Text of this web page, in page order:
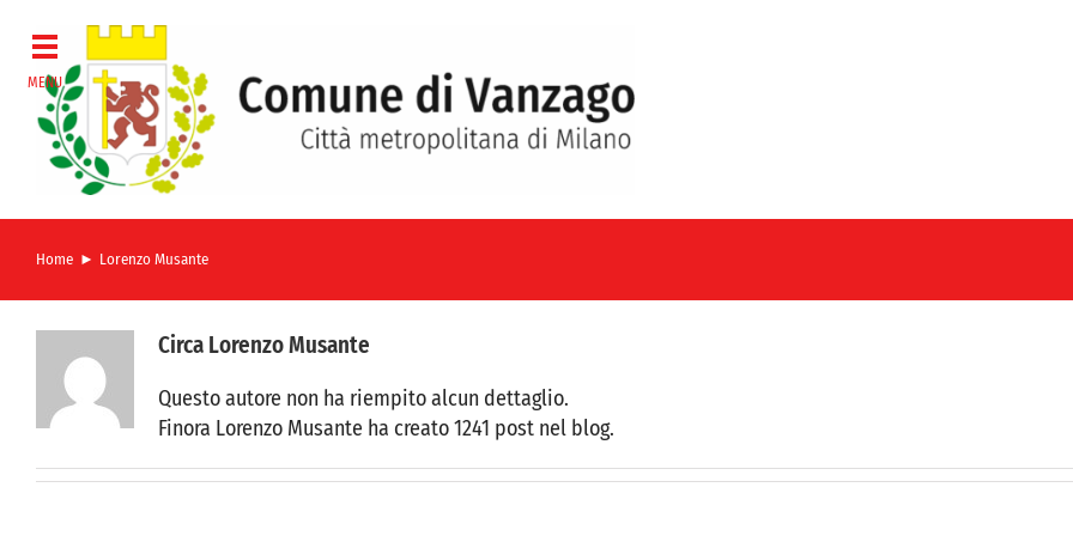
contenuto
Home Lorenzo Musante
Circa Lorenzo Musante
Questo autore non ha riempito alcun dettaglio.
Finora Lorenzo Musante ha creato 1241 post nel blog.